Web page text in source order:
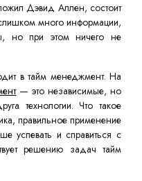
Дэвид Аллен, состоит
много информации,
но при этом ничего не
в тайм менеджмент. На
— это независимые, но
технологии. Что такое
правильное применение
успевать и справиться с
решению задач тайм